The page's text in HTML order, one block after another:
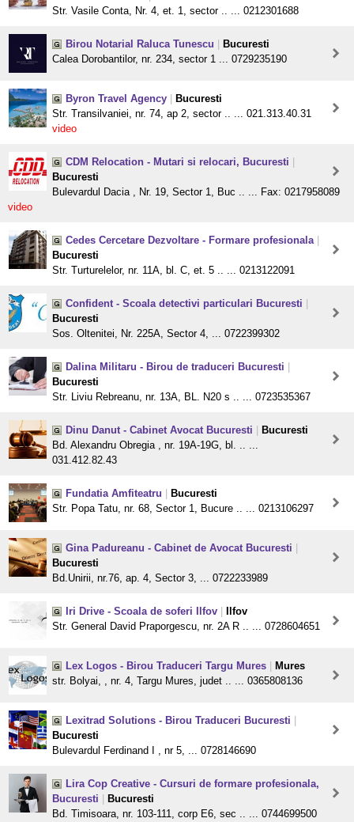
Str. Vasile Conta, Nr. 4, et. 1, sector .. ... 0212301688
Birou Notarial Raluca Tunescu
Bucuresti
Calea Dorobantilor, nr. 234, sector 1 ... 0729235190
Byron Travel Agency
Bucuresti
Str. Transilvaniei, nr. 74, ap 2, sector .. ... 021.313.40.31
video
CDM Relocation - Mutari si relocari, Bucuresti
Bucuresti
Bulevardul Dacia , Nr. 19, Sector 1, Buc .. ... Fax: 0217958089
video
Cedes Cercetare Dezvoltare - Formare profesionala
Bucuresti
Str. Turturelelor, nr. 11A, bl. C, et. 5 .. ... 0213122091
Confident - Scoala detectivi particulari Bucuresti
Bucuresti
Sos. Oltenitei, Nr. 225A, Sector 4, ... 0722399302
Dalina Militaru - Birou de traduceri Bucuresti
Bucuresti
Str. Liviu Rebreanu, nr. 13A, BL. N20 s .. ... 0723535367
Dinu Danut - Cabinet Avocat Bucuresti
Bucuresti
Bd. Alexandru Obregia , nr. 19A-19G, bl. .. ...
031.412.82.43
Fundatia Amfiteatru
Bucuresti
Str. Popa Tatu, nr. 68, Sector 1, Bucure .. ... 0213106297
Gina Padureanu - Cabinet de Avocat Bucuresti
Bucuresti
Bd.Unirii, nr.76, ap. 4, Sector 3, ... 0722233989
Iri Drive - Scoala de soferi Ilfov
Ilfov
Str. General David Praporgescu, nr. 2A R .. ... 0728604651
Lex Logos - Birou Traduceri Targu Mures
Mures
str. Bolyai, , nr. 4, Targu Mures, judet .. ... 0365808136
Lexitrad Solutions - Birou Traduceri Bucuresti
Bucuresti
Bulevardul Ferdinand I , nr 5, ... 0728146690
Lira Cop Creative - Cursuri de formare profesionala,
Bucuresti
Bucuresti
Bd. Timisoara, nr. 103-111, corp E6, sec .. ... 0744699500